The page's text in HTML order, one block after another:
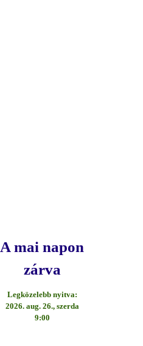
A mai napon
zárva
Legközelebb nyitva:
2026. aug. 26., szerda
9:00